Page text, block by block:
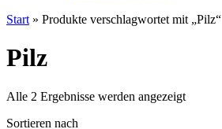
Start » Produkte verschlagwortet mit „Pilz“
Pilz
Alle 2 Ergebnisse werden angezeigtNach
Sortieren nach